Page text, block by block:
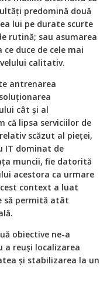
predomină două
lui pe durate scurte
rutină; sau asumarea
duce de cele mai
calitativ.
antrenarea
cât şi al
că lipsa serviciilor de
scăzut al pieţei,
IT dominat de
muncii, fie datorită
acestora ca urmare
context a luat
să permită atât
obiective ne-a
a reuşi localizarea
şi stabilizarea la un